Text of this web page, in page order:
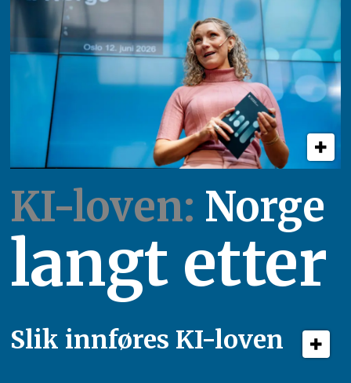
KI-loven: Norge
langt etter
Slik innføres KI-loven